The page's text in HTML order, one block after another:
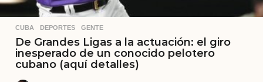
CUBA ,DEPORTES ,GENTE
De Grandes Ligas a la actuación: el giro
inesperado de un conocido pelotero
cubano (aquí detalles)